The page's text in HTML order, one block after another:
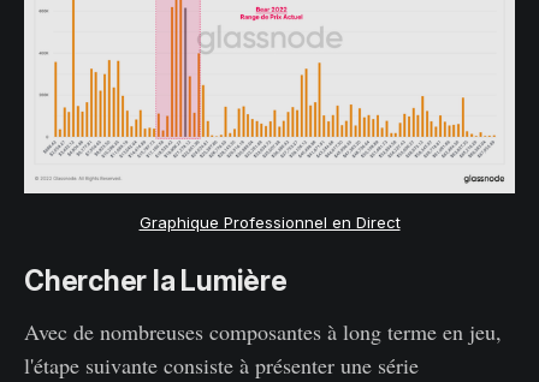
Graphique Professionnel en Direct
Chercher la Lumière
Avec de nombreuses composantes à long terme en jeu,
l'étape suivante consiste à présenter une série